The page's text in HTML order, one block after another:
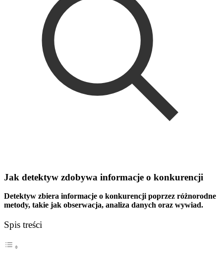
Jak detektyw zdobywa informacje o konkurencji
Detektyw zbiera informacje o konkurencji poprzez różnorodne
metody, takie jak obserwacja, analiza danych oraz wywiad.
Spis treści